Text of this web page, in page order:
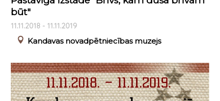
būt"
11.11.2018 - 11.11.2019
Kandavas novadpētniecības muzejs